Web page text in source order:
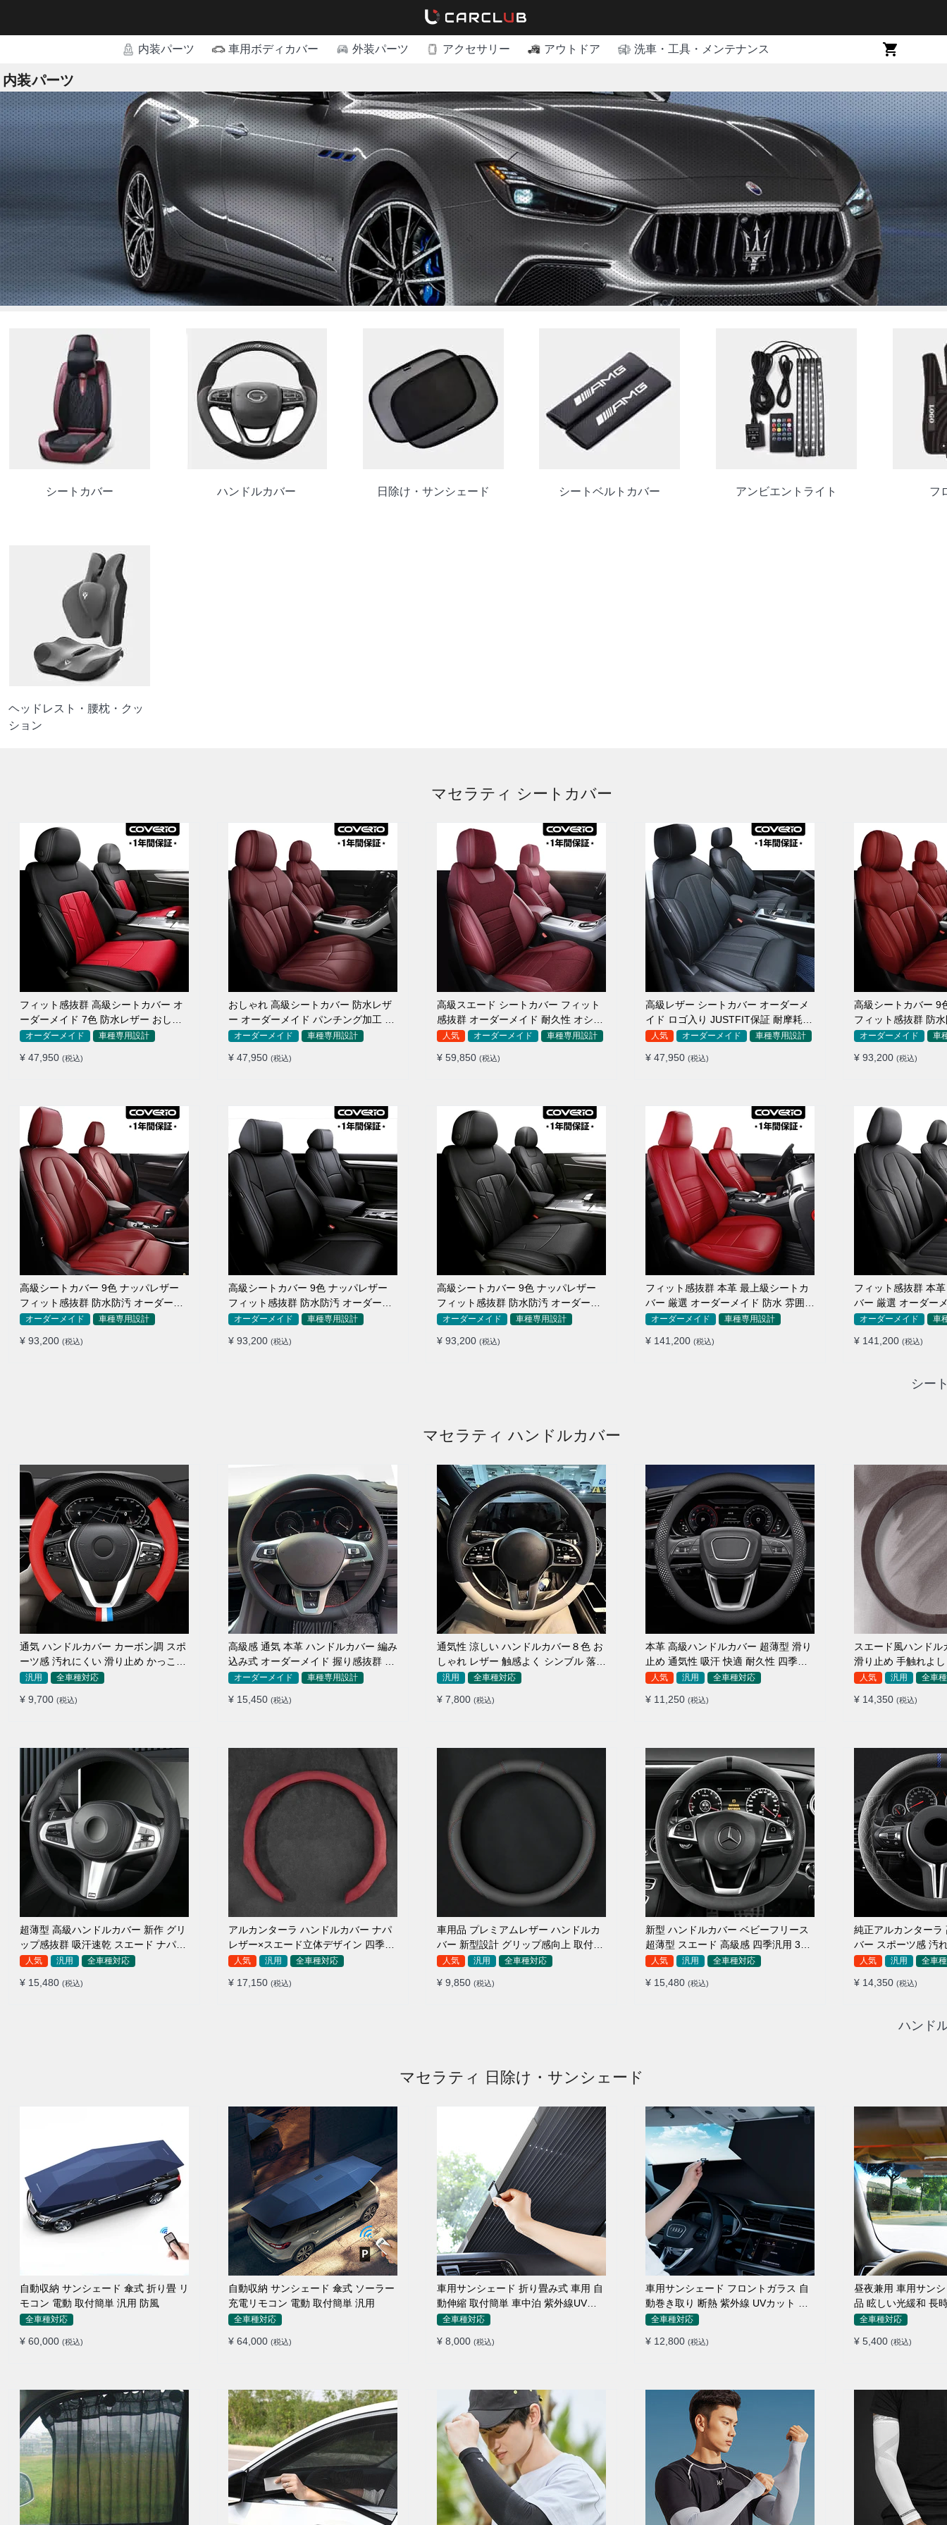
内装パーツ 車用ボディカバー 外装パーツ アクセサリー アウトドア 洗車・工具・メンテナンス
内装パーツ
シートカバー ハンドルカバー 日除け・サンシェード シートベルトカバー アンビエントライト フ
ヘッドレスト・腰枕・クッ
ション
マセラティ シートカバー
フィット感抜群 高級シートカバー オ
ーダーメイド 7色 防水レザー おしゃ
れ 全席セット
オーダーメイド 車種専用設計
¥ 47,950 (税込)
おしゃれ 高級シートカバー 防水レザ
ー オーダーメイド パンチング加工 9
色 全席セット
オーダーメイド 車種専用設計
¥ 47,950 (税込)
高級スエード シートカバー フィット
感抜群 オーダーメイド 耐久性 オシャ
レ 全席セット
人気 オーダーメイド 車種専用設計
¥ 59,850 (税込)
高級レザー シートカバー オーダーメ
イド ロゴ入り JUSTFIT保証 耐摩耗性
全席セット
人気 オーダーメイド 車種専用設計
¥ 47,950 (税込)
高級シートカバー 9
フィット感抜群 防
イド 全席セット
オーダーメイド 車
¥ 93,200 (税込)
高級シートカバー 9色 ナッパレザー
フィット感抜群 防水防汚 オーダーメ
イド 全席セット
オーダーメイド 車種専用設計
¥ 93,200 (税込)
高級シートカバー 9色 ナッパレザー
フィット感抜群 防水防汚 オーダーメ
イド 全席セット
オーダーメイド 車種専用設計
¥ 93,200 (税込)
高級シートカバー 9色 ナッパレザー
フィット感抜群 防水防汚 オーダーメ
イド 全席セット
オーダーメイド 車種専用設計
¥ 93,200 (税込)
フィット感抜群 本革 最上級シートカ
バー 厳選 オーダーメイド 防水 雰囲気
全席セット
オーダーメイド 車種専用設計
¥ 141,200 (税込)
フィット感抜群 本
バー 厳選 オーダー
全席セット
オーダーメイド 車
¥ 141,200 (税込)
シー
マセラティ ハンドルカバー
通気 ハンドルカバー カーボン調 スポ
ーツ感 汚れにくい 滑り止め かっこい
い 取り付け簡単 38CM
汎用 全車種対応
¥ 9,700 (税込)
高級感 通気 本革 ハンドルカバー 編み
込み式 オーダーメイド 握り感抜群 操
作性アップ
オーダーメイド 車種専用設計
¥ 15,450 (税込)
通気性 涼しい ハンドルカバー８色 お
しゃれ レザー 触感よく シンブル 落ち
着いた気品 35~40CM
汎用 全車種対応
¥ 7,800 (税込)
本革 高級ハンドルカバー 超薄型 滑り
止め 通気性 吸汗 快適 耐久性 四季汎
用 35~40CM
人気 汎用 全車種対応
¥ 11,250 (税込)
スエード風ハンドル
滑り止め 手触れよ
汎用 35~38CM
人気 汎用 全車
¥ 14,350 (税込)
超薄型 高級ハンドルカバー 新作 グリ
ップ感抜群 吸汗速乾 スエード ナパレ
ザー 通年使用 37~38CM
人気 汎用 全車種対応
¥ 15,480 (税込)
アルカンターラ ハンドルカバー ナパ
レザー×スエード立体デザイン 四季汎
用 O/D型兼用 38-40cm
人気 汎用 全車種対応
¥ 17,150 (税込)
車用品 プレミアムレザー ハンドルカ
バー 新型設計 グリップ感向上 取付簡
単 滑り止め 36〜38cm
人気 汎用 全車種対応
¥ 9,850 (税込)
新型 ハンドルカバー ベビーフリース
超薄型 スエード 高級感 四季汎用 3色
展開 38CM
人気 汎用 全車種対応
¥ 15,480 (税込)
純正アルカンターラ
バー スポーツ感 汚
車種対応 37~38CM
人気 汎用 全車
¥ 14,350 (税込)
ハンド
マセラティ 日除け・サンシェード
自動収納 サンシェード 傘式 折り畳 リ
モコン 電動 取付簡単 汎用 防風
全車種対応
¥ 60,000 (税込)
自動収納 サンシェード 傘式 ソーラー
充電リモコン 電動 取付簡単 汎用
全車種対応
¥ 64,000 (税込)
車用サンシェード 折り畳み式 車用 自
動伸縮 取付簡単 車中泊 紫外線UVカ
ット 仮眠 断熱
全車種対応
¥ 8,000 (税込)
車用サンシェード フロントガラス 自
動巻き取り 断熱 紫外線 UVカット 取
付収納便利
全車種対応
¥ 12,800 (税込)
昼夜兼用 車用サン
品 眩しい光緩和 長
素材
全車種対応
¥ 5,400 (税込)